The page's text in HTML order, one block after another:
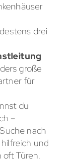
drei
große
für
du
–
nach
und
oft Türen.